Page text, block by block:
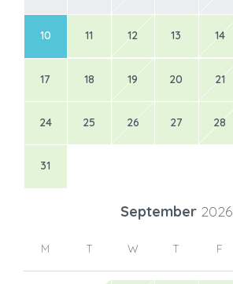
10 11 12 13 14
17 18 19 20 21
24 25 26 27 28
31
September 2026
M T W T F